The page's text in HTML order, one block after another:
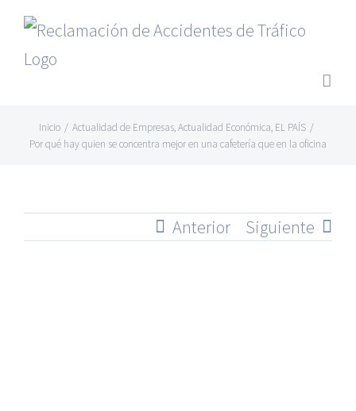
Saltar
contenido
Inicio / Actualidad de Empresas,Actualidad Económica, EL PAÍS /
Por qué hay quien se concentra mejor en una cafetería que en la oficina
Anterior Siguiente